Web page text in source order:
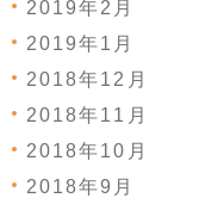
2019年2月
2019年1月
2018年12月
2018年11月
2018年10月
2018年9月